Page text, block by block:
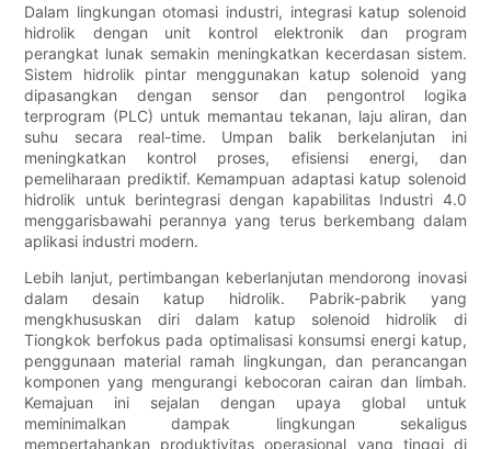
Dalam lingkungan otomasi industri, integrasi katup solenoid
hidrolik dengan unit kontrol elektronik dan program
perangkat lunak semakin meningkatkan kecerdasan sistem.
Sistem hidrolik pintar menggunakan katup solenoid yang
dipasangkan dengan sensor dan pengontrol logika
terprogram (PLC) untuk memantau tekanan, laju aliran, dan
suhu secara real-time. Umpan balik berkelanjutan ini
meningkatkan kontrol proses, efisiensi energi, dan
pemeliharaan prediktif. Kemampuan adaptasi katup solenoid
hidrolik untuk berintegrasi dengan kapabilitas Industri 4.0
menggarisbawahi perannya yang terus berkembang dalam
aplikasi industri modern.
Lebih lanjut, pertimbangan keberlanjutan mendorong inovasi
dalam desain katup hidrolik. Pabrik-pabrik yang
mengkhususkan diri dalam katup solenoid hidrolik di
Tiongkok berfokus pada optimalisasi konsumsi energi katup,
penggunaan material ramah lingkungan, dan perancangan
komponen yang mengurangi kebocoran cairan dan limbah.
Kemajuan ini sejalan dengan upaya global untuk
meminimalkan dampak lingkungan sekaligus
mempertahankan produktivitas operasional yang tinggi di